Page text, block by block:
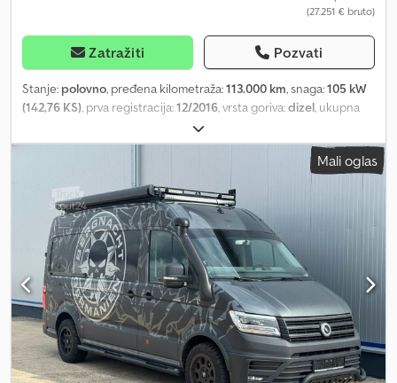
(27.251 € bruto)
Zatražiti Pozvati
Stanje: polovno, pređena kilometraža:113.000 km, snaga:105 kW
(142,76 KS), prva registracija:12/2016, vrsta goriva:dizel, ukupna
, tip prenosa:
razred:Euro 6, broj sedišta:6, Oprema:ABS, centralno
, Servo, daljinsko upravljanje,
električni podizači prozora, radio, 6 sedišta sa pregradnim zidom i
drvenim podom, vozilo od prvog vlasnika, servisna knjižica, veoma
čist, isporuka širom zemlje 295 EUR + PDV, kuka za vuču
uključujući montažu 590 EUR + PDV, garancija i probna vožnja
mogući. Radno vreme: ponedeljak–četvrtak 8:00–12:00 i 13:00–
17:30, petkom 8:00–12:30 i 14:00–17:00, subotom 9:00–11:30, broj: 351
ostala vozila: Dcjdpfx Abotrpwwokek
Mali oglas